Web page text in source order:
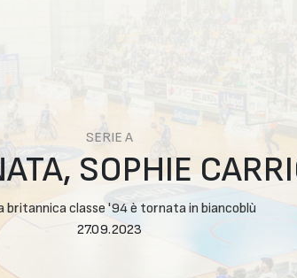
SERIE A
SOPHIE
britannica classe '94 è tornata in biancoblù
27.09.2023